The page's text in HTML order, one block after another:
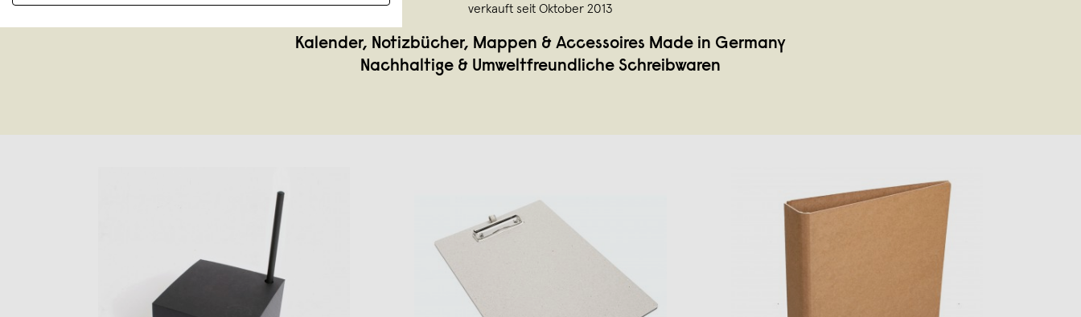
verkauft seit Oktober 2013
Kalender, Notizbücher, Mappen & Accessoires Made in Germany
Nachhaltige & Umweltfreundliche Schreibwaren